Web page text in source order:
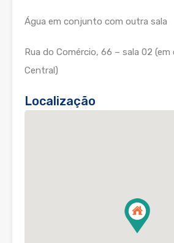
Água em conjunto com outra sala
Rua do Comércio, 66 – sala 02 (em
Central)
Localização